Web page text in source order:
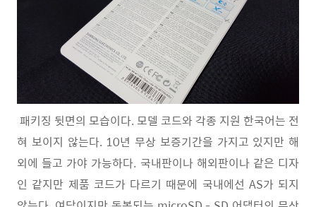
패키징 뒷면의 모습이다. 모델 코드와 각종 지원 한국어는 전
혀 보이지 않는다. 10년 무상 보증기간을 가지고 있지만 해
외에 들고 가야 가능하다. 국내판이나 해외판이나 같은 디자
인 같지만 제품 코드가 다르기 때문에 국내에선 AS가 되지